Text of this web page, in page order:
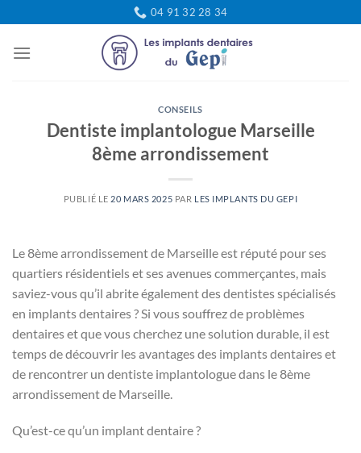
contenu
04 91 32 28 34
CONSEILS
Dentiste implantologue Marseille
8ème arrondissement
PUBLIÉ LE 20 MARS 2025 PAR LES IMPLANTS DU GEPI
Le 8ème arrondissement de Marseille est réputé pour ses
quartiers résidentiels et ses avenues commerçantes, mais
saviez-vous qu’il abrite également des dentistes spécialisés
en implants dentaires ? Si vous souffrez de problèmes
dentaires et que vous cherchez une solution durable, il est
temps de découvrir les avantages des implants dentaires et
de rencontrer un dentiste implantologue dans le 8ème
arrondissement de Marseille.
Qu’est-ce qu’un implant dentaire ?